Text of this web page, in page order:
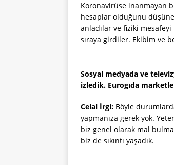
Koronavirüse inanmayan
hesaplar olduğunu
anladılar ve fiziki
sıraya girdiler. Ekibim ve
Sosyal medyada ve
izledik. Eurogıda
Celal İrgi: Böyle
yapmanıza gerek yok.
biz genel olarak mal
biz de sıkıntı yaşadık.